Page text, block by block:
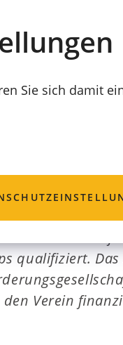
Sie sich damit
qualifiziert.
Verein